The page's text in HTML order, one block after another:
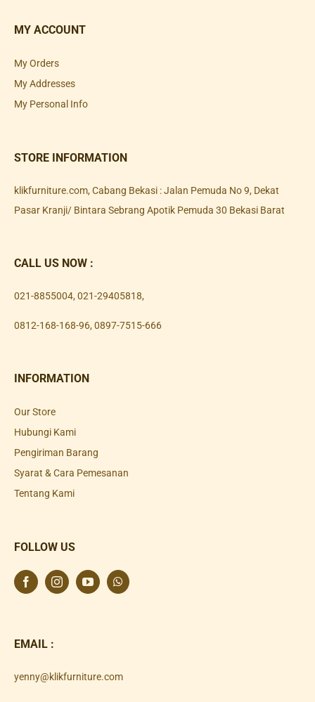
MY ACCOUNT
My Orders
My Addresses
My Personal Info
STORE INFORMATION
klikfurniture.com, Cabang Bekasi : Jalan Pemuda No 9, Dekat
Pasar Kranji/ Bintara Sebrang Apotik Pemuda 30 Bekasi Barat
CALL US NOW :
021-8855004, 021-29405818,
0812-168-168-96, 0897-7515-666
INFORMATION
Our Store
Hubungi Kami
Pengiriman Barang
Syarat & Cara Pemesanan
Tentang Kami
FOLLOW US
EMAIL :
yenny@klikfurniture.com